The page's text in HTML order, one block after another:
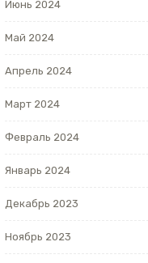
Июнь 2024
Май 2024
Апрель 2024
Март 2024
Февраль 2024
Январь 2024
Декабрь 2023
Ноябрь 2023